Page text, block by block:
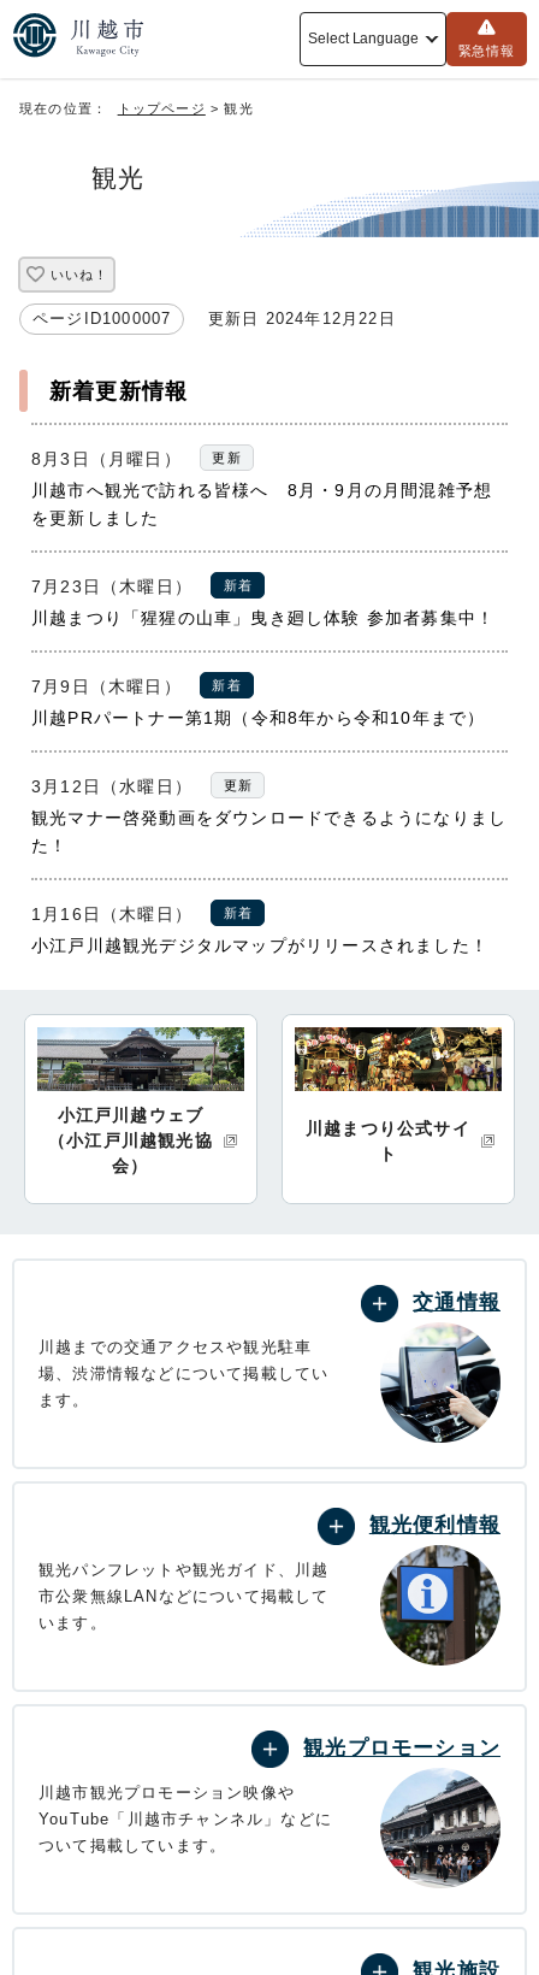
Select Language
緊急情報
現在の位置： トップページ > 観光
観光
いいね！
ページID1000007 更新日 2024年12月22日
新着更新情報
8月3日（月曜日） 更新
川越市へ観光で訪れる皆様へ 8月・9月の月間混雑予想
を更新しました
7月23日（木曜日） 新着
川越まつり「猩猩の山車」曳き廻し体験 参加者募集中！
7月9日（木曜日） 新着
川越PRパートナー第1期（令和8年から令和10年まで）
3月12日（水曜日） 更新
観光マナー啓発動画をダウンロードできるようになりまし
た！
1月16日（木曜日） 新着
小江戸川越観光デジタルマップがリリースされました！
小江戸川越ウェブ
（小江戸川越観光協
会）
川越まつり公式サイ
ト
交通情報
川越までの交通アクセスや観光駐車
場、渋滞情報などについて掲載してい
ます。
観光便利情報
観光パンフレットや観光ガイド、川越
市公衆無線LANなどについて掲載して
います。
観光プロモーション
川越市観光プロモーション映像や
YouTube「川越市チャンネル」などに
ついて掲載しています。